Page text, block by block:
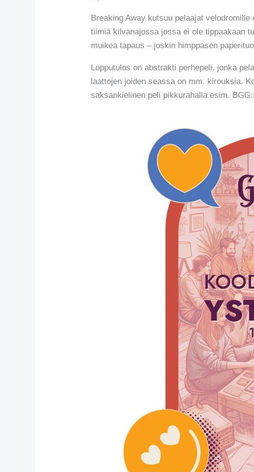
Breaking Away kutsuu pelaajat
tiimiä kilvanajossa jossa ei ole tippaakaan
muikea tapaus – joskin himppasen
Lopputulos on abstrakti perhepeli, jonka
laattojen joiden seassa on mm. kirouksia.
saksankielinen peli pikkurahalla esim.